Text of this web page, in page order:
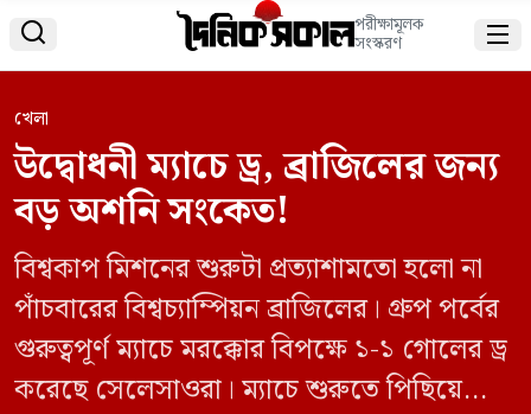
 পরীক্ষামূলক
সংস্করণ 
খেলা
উদ্বোধনী ম্যাচে ড্র, ব্রাজিলের জন্য
বড় অশনি সংকেত!
বিশ্বকাপ মিশনের শুরুটা প্রত্যাশামতো হলো না
পাঁচবারের বিশ্বচ্যাম্পিয়ন ব্রাজিলের। গ্রুপ পর্বের
গুরুত্বপূর্ণ ম্যাচে মরক্কোর বিপক্ষে ১-১ গোলের ড্র
করেছে সেলেসাওরা। ম্যাচে শুরুতে পিছিয়ে